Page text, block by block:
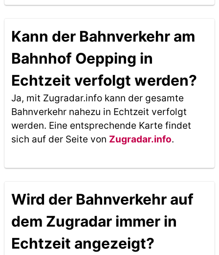
Kann der Bahnverkehr am
Bahnhof Oepping in
Echtzeit verfolgt werden?
Ja, mit Zugradar.info kann der gesamte
Bahnverkehr nahezu in Echtzeit verfolgt
werden. Eine entsprechende Karte findet
sich auf der Seite von Zugradar.info.
Wird der Bahnverkehr auf
dem Zugradar immer in
Echtzeit angezeigt?